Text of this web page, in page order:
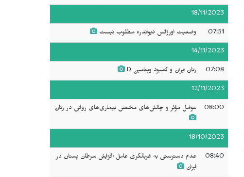
18/11/2023
07:51 وضعیت اورژانس‌ دیواندره مطلوب نیست
14/11/2023
07:08 زنان ایران و کمبود ویتامین D
12/11/2023
08:00 عوامل مؤثر و چالش‌های مختص بیماری‌های روانی در زنان
18/10/2023
08:40
عدم دسترستی بە غربالگری عامل افزایش سرطان پستان در
ایران